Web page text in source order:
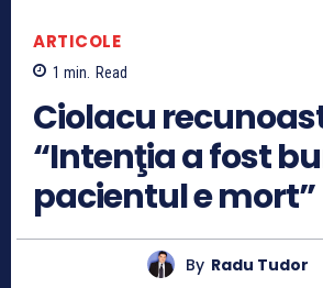
ARTICOLE
1 min. Read
Ciolacu
“Intenţia a fost
pacientul e mort”
By Radu Tudor